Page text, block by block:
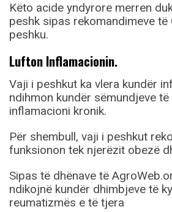
Këto acide yndyrore merren
peshk sipas rekomandimeve të
peshku.
Lufton Inflamacionin.
Vaji i peshkut ka vlera kundër
ndihmon kundër sëmundjeve
inflamacioni kronik.
Për shembull, vaji i peshkut
funksionon tek njerëzit obezë
Sipas të dhënave të
ndikojnë kundër dhimbjeve të
reumatizmës e të tjera